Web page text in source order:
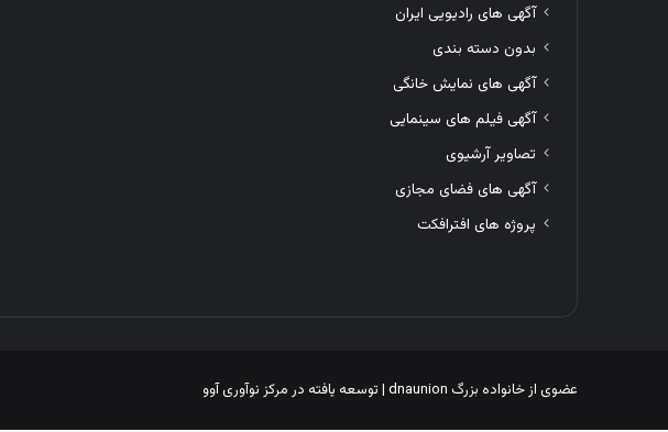
آگهی های رادیویی ایران
بدون دسته بندی
آگهی های نمایش خانگی
آگهی فیلم های سینمایی
تصاویر آرشیوی
آگهی های فضای مجازی
پروژه های افترافکت
عضوی از خانواده بزرگ dnaunion | توسعه یافته در مرکز نوآوری آوو